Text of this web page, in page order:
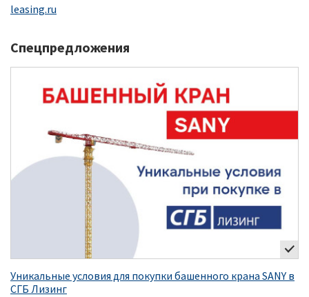
leasing.ru
Спецпредложения
Уникальные условия для покупки башенного крана SANY в
СГБ Лизинг